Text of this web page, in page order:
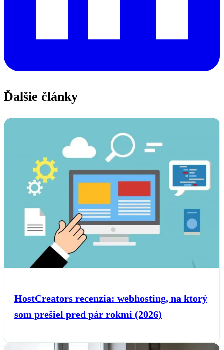
Ďalšie články
HostCreators recenzia: webhosting, na ktorý
som prešiel pred pár rokmi (2026)